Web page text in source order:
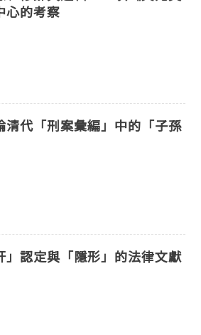
的考察
代「刑案彙編」中的「子孫
」認定與「隱形」的法律文獻